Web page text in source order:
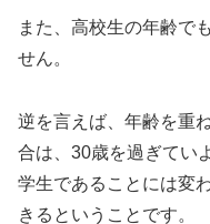
また、高校生の年齢で
せん。
逆を言えば、年齢を重
合は、30歳を過ぎてい
学生であることには変
きるということです。